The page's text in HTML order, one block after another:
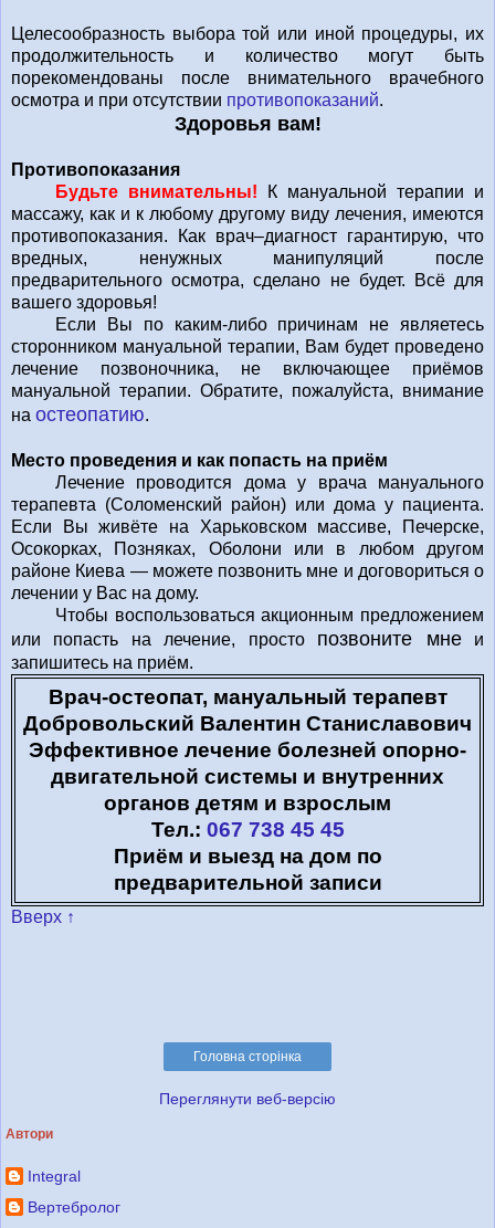
Целесообразность выбора той или иной процедуры, их
продолжительность и количество могут быть
порекомендованы после внимательного врачебного
осмотра и при отсутствии противопоказаний.
Здоровья вам!
Противопоказания
Будьте внимательны! К мануальной терапии и
массажу, как и к любому другому виду лечения, имеются
противопоказания. Как врач–диагност гарантирую, что
вредных, ненужных манипуляций после
предварительного осмотра, сделано не будет. Всё для
вашего здоровья!
Если Вы по каким-либо причинам не являетесь
сторонником мануальной терапии, Вам будет проведено
лечение позвоночника, не включающее приёмов
мануальной терапии. Обратите, пожалуйста, внимание
на остеопатию.
Место проведения и как попасть на приём
Лечение проводится дома у врача мануального
терапевта (Соломенский район) или дома у пациента.
Если Вы живёте на Харьковском массиве, Печерске,
Осокорках, Позняках, Оболони или в любом другом
районе Киева — можете позвонить мне и договориться о
лечении у Вас на дому.
Чтобы воспользоваться акционным предложением
или попасть на лечение, просто позвоните мнеи
запишитесь на приём.
Врач-остеопат, мануальный терапевт
Добровольский Валентин Станиславович
Эффективное лечение болезней опорно-
двигательной системы и внутренних
органов детям и взрослым
Тел.: 067 738 45 45
Приём и выезд на дом по
предварительной записи
Вверх ↑
Головна сторінка
Переглянути веб-версію
Автори
Integral
Вертебролог